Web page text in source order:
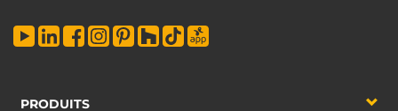
PRODUITS